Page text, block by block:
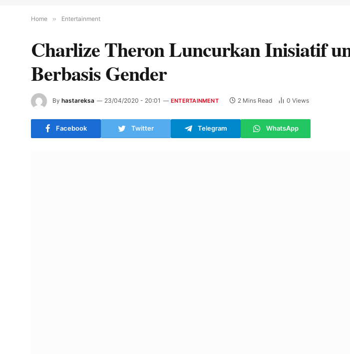
Home » Entertainment
Charlize Theron Luncurkan Inisiatif
Berbasis Gender
By hastareksa 23/04/2020 - 20:01 ENTERTAINMENT 2 Mins Read 0 Views
Facebook Twitter Telegram WhatsApp